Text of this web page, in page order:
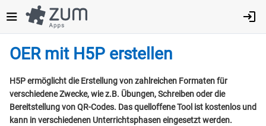
zum
Inhalt
OER mit H5P erstellen
H5P ermöglicht die Erstellung von zahlreichen Formaten für
verschiedene Zwecke, wie z.B. Übungen, Schreiben oder die
Bereitstellung von QR-Codes. Das quelloffene Tool ist kostenlos und
kann in verschiedenen Unterrichtsphasen eingesetzt werden.